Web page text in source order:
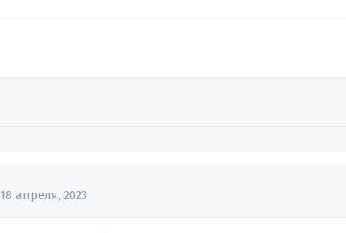
18 апреля, 2023